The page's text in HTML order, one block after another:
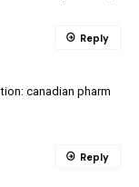
canadian pharm
Reply
Reply